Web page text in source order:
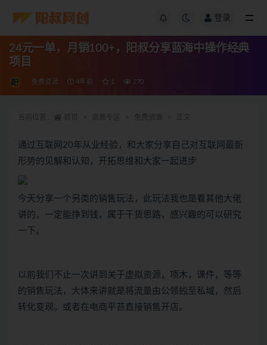
登录
24元一单，月销100+，阳叔分享蓝海中操作经典
项目
免费资源 4年前 1 270
通过互联网20年从业经验，和大家分享自己对互联网最新
形势的见解和认知，开拓思维和大家一起进步
今天分享一个另类的销售玩法，此玩法我也是看其他大佬
讲的，一定能挣到钱，属于干货思路，感兴趣的可以研究
一下。
以前我们不止一次讲到关于虚拟资源，项木，课件，等等
的销售玩法，大体来讲就是将流量由公领蚓至私域，然后
转化变现。或者在电商平苔直接销售开店。